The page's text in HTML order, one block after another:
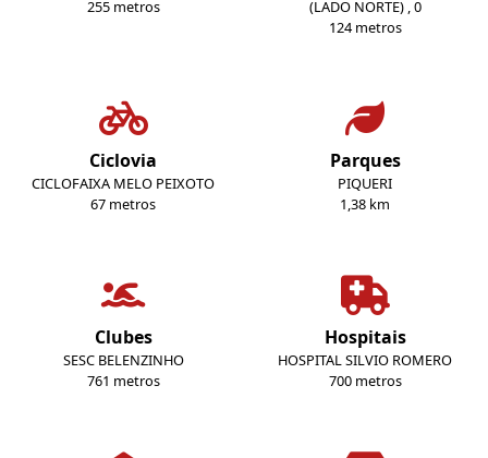
255 metros
(LADO NORTE) , 0
124 metros
Ciclovia
CICLOFAIXA MELO PEIXOTO
67 metros
Parques
PIQUERI
1,38 km
Clubes
SESC BELENZINHO
761 metros
Hospitais
HOSPITAL SILVIO ROMERO
700 metros